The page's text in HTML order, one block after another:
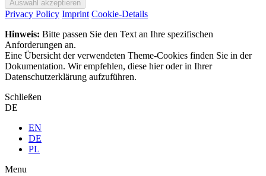
Privacy Policy Imprint Cookie-Details
Hinweis: Bitte passen Sie den Text an Ihre spezifischen
Anforderungen an.
Eine Übersicht der verwendeten Theme-Cookies finden Sie in der
Dokumentation. Wir empfehlen, diese hier oder in Ihrer
Datenschutzerklärung aufzuführen.
Schließen
DE
EN
DE
PL
Menu